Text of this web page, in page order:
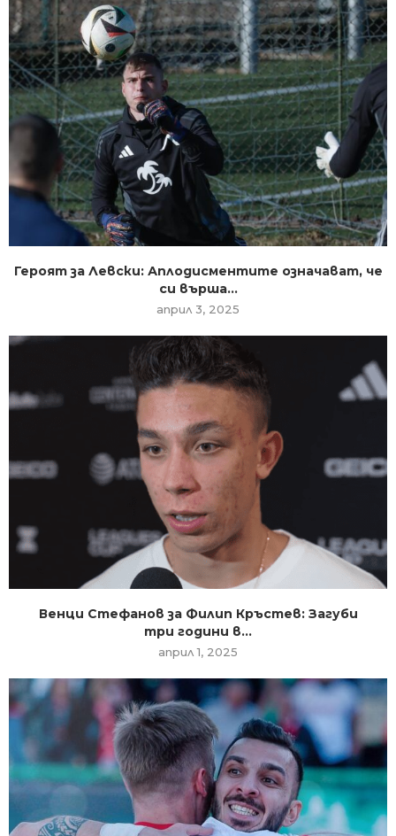
Героят за Левски: Аплодисментите означават, че
си върша...
април 3, 2025
Венци Стефанов за Филип Кръстев: Загуби
три години в...
април 1, 2025